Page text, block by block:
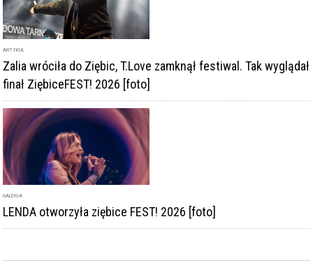
ARTYKUŁ
Zalia wróciła do Ziębic, T.Love zamknął festiwal. Tak wyglądał
finał ZiębiceFEST! 2026 [foto]
GALERIA
LENDA otworzyła ziębice FEST! 2026 [foto]